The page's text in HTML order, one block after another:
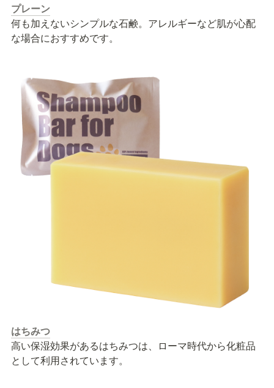
プレーン
何も加えないシンプルな⽯鹸。アレルギーなど肌が⼼配
な場合におすすめです。
はちみつ
⾼い保湿効果があるはちみつは、ローマ時代から化粧品
として利⽤されています。